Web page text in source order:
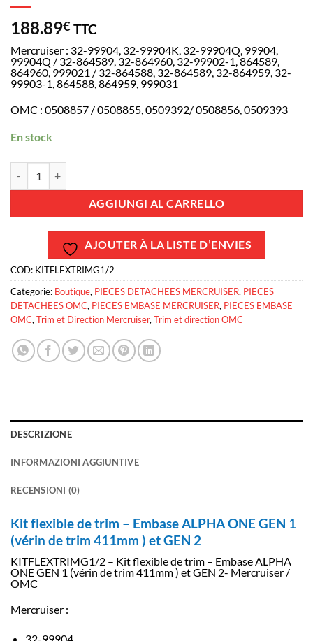
188.89€ TTC
Mercruiser : 32-99904, 32-99904K, 32-99904Q, 99904,
99904Q / 32-864589, 32-864960, 32-99902-1, 864589,
864960, 999021 / 32-864588, 32-864589, 32-864959, 32-
99903-1, 864588, 864959, 999031
OMC : 0508857 / 0508855, 0509392/ 0508856, 0509393
En stock
AGGIUNGI AL CARRELLO
AJOUTER À LA LISTE D’ENVIES
COD: KITFLEXTRIMG1/2
Categorie: Boutique, PIECES DETACHEES MERCRUISER, PIECES
DETACHEES OMC, PIECES EMBASE MERCRUISER, PIECES EMBASE
OMC,Trim et Direction Mercruiser,Trim et direction OMC
DESCRIZIONE
INFORMAZIONI AGGIUNTIVE
RECENSIONI (0)
Kit flexible de trim – Embase ALPHA ONE GEN 1
(vérin de trim 411mm ) et GEN 2
KITFLEXTRIMG1/2 – Kit flexible de trim – Embase ALPHA
ONE GEN 1 (vérin de trim 411mm ) et GEN 2- Mercruiser /
OMC
Mercruiser :
32-99904